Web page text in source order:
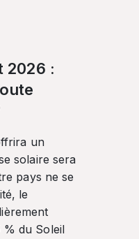
2026 :
un
solaire sera
pays ne se
le
% du Soleil